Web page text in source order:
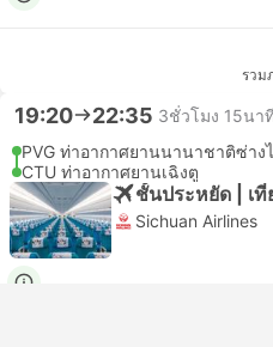
รวม
19:20 22:35 3ชั่วโมง 15นา
PVG ท่าอากาศยานนานาชาติซ่าง
CTU ท่าอากาศยานเฉิงตู
ชั้นประหยัด | เ
Sichuan Airlines